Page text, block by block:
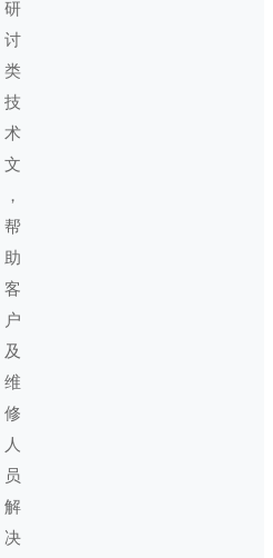
研
讨
类
技
术
文
，
帮
助
客
户
及
维
修
人
员
解
决